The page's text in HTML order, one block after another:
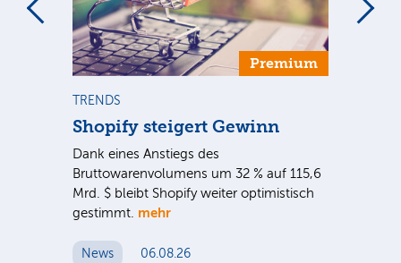
Premium
TRENDS
Shopify steigert Gewinn
Dank eines Anstiegs des
Bruttowarenvolumens um 32 % auf 115,6
Mrd. $ bleibt Shopify weiter optimistisch
gestimmt. mehr
News 06.08.26